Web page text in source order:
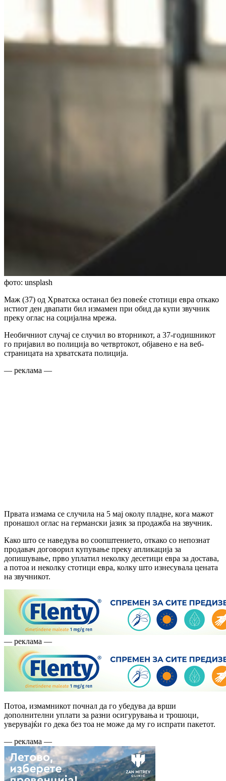
фото: unsplash
Маж (37) од Хрватска останал без повеќе стотици евра откако
истиот ден двапати бил измамен при обид да купи звучник
преку оглас на социјална мрежа.
Необичниот случај се случил во вторникот, а 37-годишникот
го пријавил во полиција во четвртокот, објавено е на веб-
страницата на хрватската полиција.
— реклама —
Првата измама се случила на 5 мај околу пладне, кога мажот
пронашол оглас на германски јазик за продажба на звучник.
Како што се наведува во соопштението, откако со непознат
продавач договорил купување преку апликација за
допишување, прво уплатил неколку десетици евра за достава,
а потоа и неколку стотици евра, колку што изнесувала цената
на звучникот.
— реклама —
Потоа, измамникот почнал да го убедува да врши
дополнителни уплати за разни осигурувања и трошоци,
уверувајќи го дека без тоа не може да му го испрати пакетот.
— реклама —